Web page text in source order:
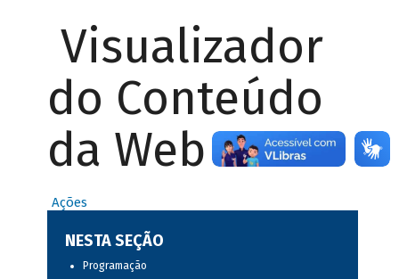
Visualizador
do Conteúdo
da Web
Ações
NESTA SEÇÃO
Programação